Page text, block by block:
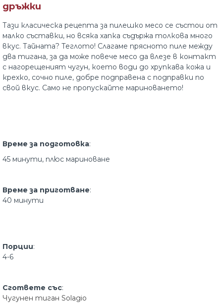
дръжки
Тази класическа рецепта за пилешко месо се състои от
малко съставки, но всяка хапка съдържа толкова много
вкус. Тайната? Теглото! Слагаме прясното пиле между
два тигана, за да може повече месо да влезе в контакт
с нагорещеният чугун, което води до хрупкава кожа и
крехко, сочно пиле, добре подправена с подправки по
свой вкус. Само не пропускайте мариноването!
Време за подготовка:
45 минути, плюс мариноване
Време за приготване:
40 минути
Порции:
4-6
Сгответе със:
Чугунен тиган Solagio